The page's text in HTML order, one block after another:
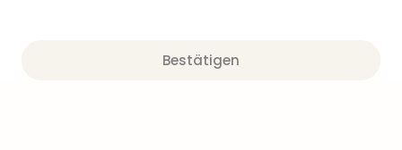
Bestätigen